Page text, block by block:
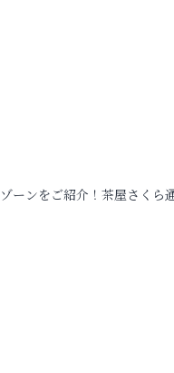
ーンをご紹介！茶屋さくら